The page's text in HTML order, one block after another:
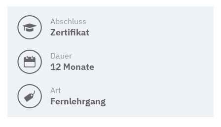
Abschluss
Zertifikat
Dauer
12 Monate
Art
Fernlehrgang